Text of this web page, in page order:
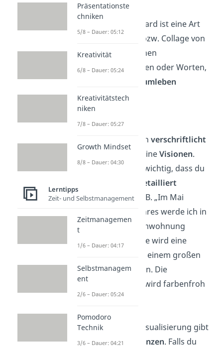
Visionboard
Ein Visionboard ist eine Art
bzw. Collage von
Bildern, kleinen
Gegenständen oder Worten,
Traumleben
darstellen.
Tagebuch
Ein Tagebuchverschriftlicht
hingegen deineVisionen.
Dabei ist es wichtig, dass du
detailliert
schreibst, z. B. „Im Mai
nächsten Jahres werde ich in
meine Traumwohnung
einziehen. Sie wird eine
Terrasse mit einem großen
Garten haben. Die
Einrichtung wird farbenfroh
…“
Bei deiner Visualisierung gibt
eskeine Grenzen. Falls du
Präsentationste
chniken
5/8 – Dauer: 05:12
Kreativität
6/8 – Dauer: 05:24
Kreativitätstech
niken
7/8 – Dauer: 05:27
Growth Mindset
8/8 – Dauer: 04:30
Lerntipps
Zeit- und Selbstmanagement
Zeitmanagemen
t
1/6 – Dauer: 04:17
Selbstmanagem
ent
2/6 – Dauer: 05:24
Pomodoro
Technik
3/6 – Dauer: 04:21